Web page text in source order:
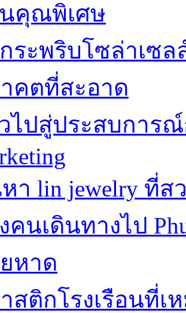
คุณพิเศษ
ระพริบโซล่าเซ
คตที่สะอาด
ไปสู่ประสบการ
า lin jewelry ที่
คนเดินทางไป
หาด
สติกโรงเรือนที่เ